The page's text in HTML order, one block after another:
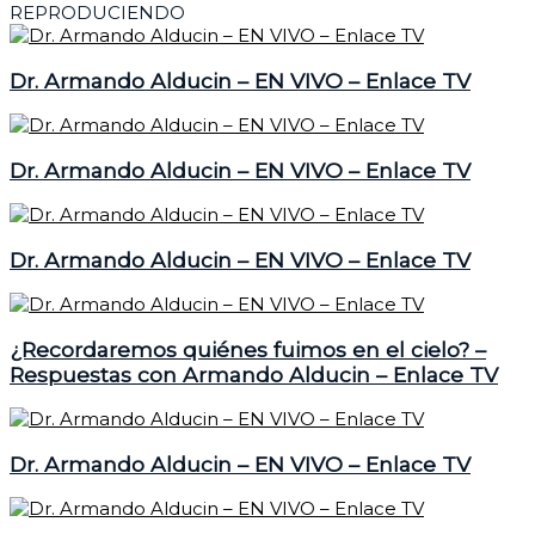
REPRODUCIENDO
Dr. Armando Alducin – EN VIVO – Enlace TV
Dr. Armando Alducin – EN VIVO – Enlace TV
Dr. Armando Alducin – EN VIVO – Enlace TV
¿Recordaremos quiénes fuimos en el cielo? –
Respuestas con Armando Alducin – Enlace TV
Dr. Armando Alducin – EN VIVO – Enlace TV